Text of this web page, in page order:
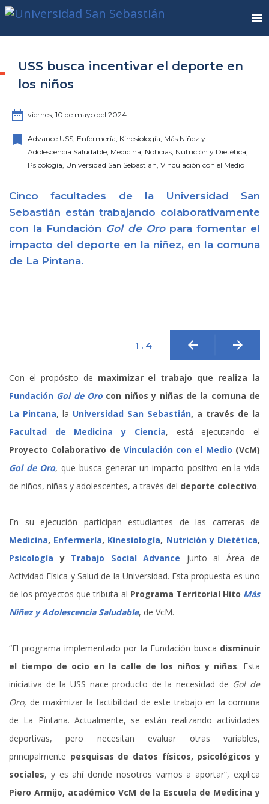
USS busca incentivar el deporte en
los niños
date_range viernes, 10 de mayo del 2024
bookmark
Advance USS, Enfermería, Kinesiología, Más Niñez y
Adolescencia Saludable, Medicina, Noticias, Nutrición y Dietética,
Psicología, Universidad San Sebastián, Vinculación con el Medio
Cinco facultades de la Universidad San
Sebastián están trabajando colaborativamente
con la Fundación Gol de Oropara fomentar el
impacto del deporte en la niñez, en la comuna
de La Pintana.
1 . 4 arrow_back arrow_forward
Con el propósito de maximizar el trabajo que realiza la
Fundación Gol de Orocon niños y niñas de la comuna de
La Pintana, la Universidad San Sebastián, a través de la
Facultad de Medicina y Ciencia, está ejecutando el
Proyecto Colaborativo de Vinculación con el Medio (VcM)
Gol de Oro, que busca generar un impacto positivo en la vida
de niños, niñas y adolescentes, a través del deporte colectivo.
En su ejecución participan estudiantes de las carreras de
Medicina, Enfermería, Kinesiología, Nutrición y Dietética,
Psicología y Trabajo Social Advance junto al Área de
Actividad Física y Salud de la Universidad. Esta propuesta es uno
de los proyectos que tributa al Programa Territorial Hito Más
Niñez y Adolescencia Saludable, de VcM.
“El programa implementado por la Fundación busca disminuir
el tiempo de ocio en la calle de los niños y niñas. Esta
iniciativa de la USS nace producto de la necesidad de Gol de
Oro, de maximizar la factibilidad de este trabajo en la comuna
de La Pintana. Actualmente, se están realizando actividades
deportivas, pero necesitan evaluar otras variables,
principalmente pesquisas de datos físicos, psicológicos y
sociales, y es ahí donde nosotros vamos a aportar”, explica
Piero Armijo, académico VcM de la Escuela de Medicina y